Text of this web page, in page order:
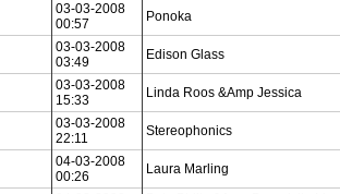
03-03-2008
00:57
Ponoka
03-03-2008
03:49
Edison Glass
03-03-2008
15:33
Linda Roos &Amp Jessica
03-03-2008
22:11
Stereophonics
04-03-2008
00:26
Laura Marling